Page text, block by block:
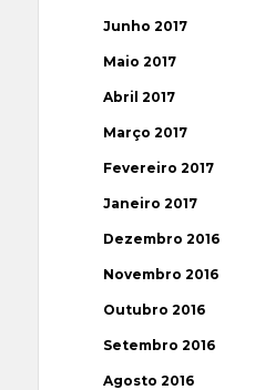
Junho 2017
Maio 2017
Abril 2017
Março 2017
Fevereiro 2017
Janeiro 2017
Dezembro 2016
Novembro 2016
Outubro 2016
Setembro 2016
Agosto 2016